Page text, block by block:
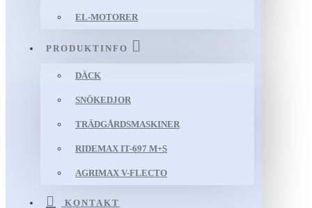
EL-MOTORER
PRODUKTINFO
DÄCK
SNÖKEDJOR
TRÄDGÅRDSMASKINER
RIDEMAX IT-697 M+S
AGRIMAX V-FLECTO
KONTAKT